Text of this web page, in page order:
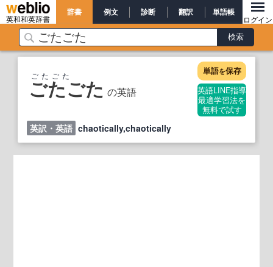
英和和英辞書
辞書 例文 診断 翻訳 単語帳
ログイン
ごたごた の英語
ごたごた 単語を保存
英語LINE指導
最適学習法を
無料で試す
英訳・英語 chaotically,chaotically